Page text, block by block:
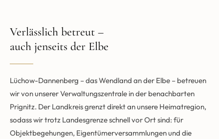
Verlässlich betreut –
auch jenseits der Elbe
Lüchow-Dannenberg – das Wendland an der Elbe – betreuen
wir von unserer Verwaltungszentrale in der benachbarten
Prignitz. Der Landkreis grenzt direkt an unsere Heimatregion,
sodass wir trotz Landesgrenze schnell vor Ort sind: für
Objektbegehungen, Eigentümerversammlungen und die